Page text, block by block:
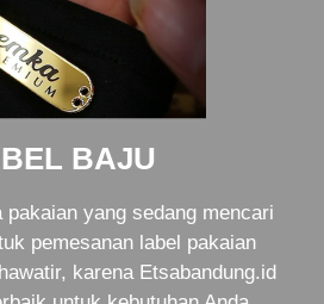
BAJU
pakaian yang sedang mencari
pemesanan label pakaian
karena Etsabandung.id